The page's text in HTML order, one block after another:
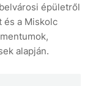
épületről
és a Miskolc
alapján.